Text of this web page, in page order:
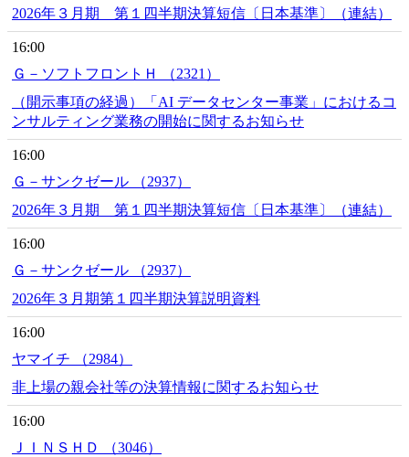
2026年３月期 第１四半期決算短信〔日本基準〕（連結）
16:00
Ｇ－ソフトフロントＨ （2321）
（開示事項の経過）「AI データセンター事業」におけるコ
ンサルティング業務の開始に関するお知らせ
16:00
Ｇ－サンクゼール （2937）
2026年３月期 第１四半期決算短信〔日本基準〕（連結）
16:00
Ｇ－サンクゼール （2937）
2026年３月期第１四半期決算説明資料
16:00
ヤマイチ （2984）
非上場の親会社等の決算情報に関するお知らせ
16:00
ＪＩＮＳＨＤ （3046）